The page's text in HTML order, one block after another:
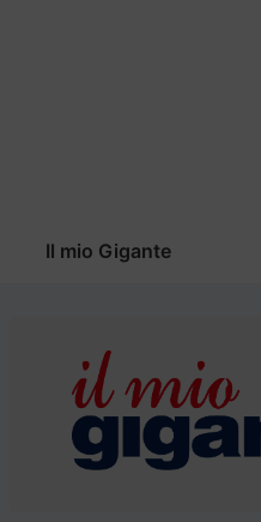
Il mio Gigante